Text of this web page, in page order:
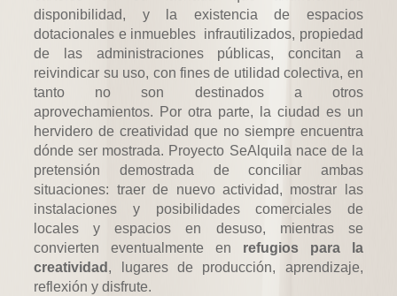
disponibilidad, y la existencia de espacios
dotacionales e inmuebles infrautilizados, propiedad
de las administraciones públicas, concitan a
reivindicar su uso, con fines de utilidad colectiva, en
tanto no son destinados a otros
aprovechamientos.
Por otra parte, la ciudad es un
hervidero de creatividad que no siempre encuentra
dónde ser mostrada. Proyecto SeAlquila nace de la
pretensión demostrada de conciliar ambas
situaciones: traer de nuevo actividad, mostrar las
instalaciones y posibilidades comerciales de
locales y espacios en desuso, mientras se
convierten eventualmente en refugiospara la
creatividad , lugares de producción, aprendizaje,
reflexión y disfrute.